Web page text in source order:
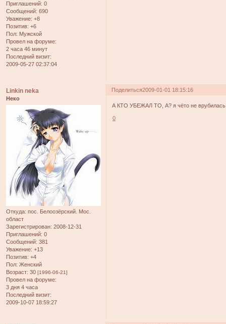
Приглашений: 0
Сообщений: 690
Уважение: +8
Позитив: +6
Пол: Мужской
Провел на форуме:
2 часа 46 минут
Последний визит:
2009-05-27 02:37:04
Поделиться2009-01-01 18:15:16
Linkin neka
Неко
Откуда: пос. Белоозёрский. Мос.
област
Зарегистрирован: 2008-12-31
Приглашений: 0
Сообщений: 381
Уважение: +13
Позитив: +4
Пол: Женский
Возраст: 30 [1996-06-21]
Провел на форуме:
3 дня 4 часа
Последний визит:
2009-10-07 18:59:27
А КТО УБЕЖАЛ ТО, А? я чёто не врубилась
0